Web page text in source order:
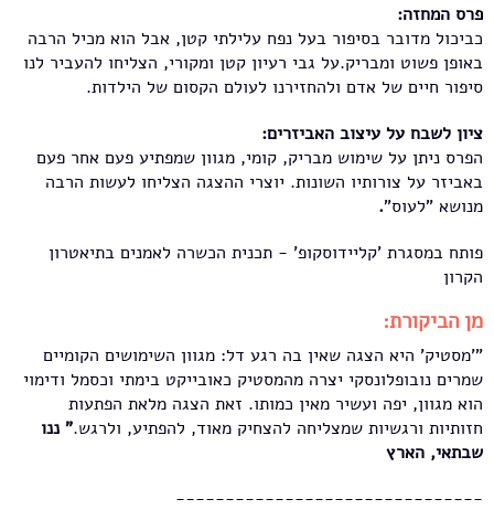
פרס המחזה:
כביכול מדובר בסיפור בעל נפח עלילתי קטן, אבל הוא מכיל הרבה
באופן פשוט ומבריק.על גבי רעיון קטן ומקורי, הצליחו להעביר לנו
סיפור חיים של אדם ולהחזירנו לעולם הקסום של הילדות.
ציון לשבח על עיצוב האביזרים:
הפרס ניתן על שימוש מבריק, קומי, מגוון שמפתיע פעם אחר פעם
באביזר על צורותיו השונות. יוצרי ההצגה הצליחו לעשות הרבה
מנושא "לעוס".
פותח במסגרת 'קליידוסקופ' - תכנית הכשרה לאמנים בתיאטרון
הקרון
מן הביקורת:
"'מסטיק' היא הצגה שאין בה רגע דל: מגוון השימושים הקומיים
שמרים נובופלונסקי יצרה מהמסטיק כאובייקט בימתי וכסמל ודימוי
הוא מגוון, יפה ועשיר מאין כמותו. זאת הצגה מלאת הפתעות
חזותיות ורגשיות שמצליחה להצחיק מאוד, להפתיע, ולרגש." ננו
שבתאי, הארץ
-------------------------------